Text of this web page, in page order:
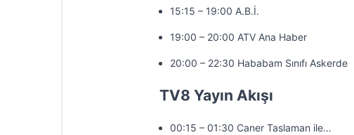
15:15 – 19:00 A.B.İ.
19:00 – 20:00 ATV Ana Haber
20:00 – 22:30 Hababam Sınıfı Askerde
TV8 Yayın Akışı
00:15 – 01:30 Caner Taslaman ile…